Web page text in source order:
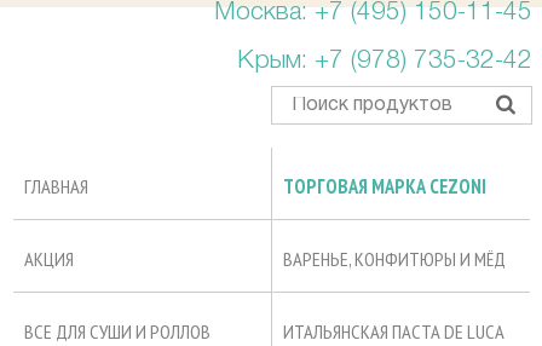
Москва: +7 (495) 150-11-45
Крым: +7 (978) 735-32-42
ГЛАВНАЯ ТОРГОВАЯ МАРКА CEZONI
АКЦИЯ ВАРЕНЬЕ, КОНФИТЮРЫ И МЁД
ВСЕ ДЛЯ СУШИ И РОЛЛОВ ИТАЛЬЯНСКАЯ ПАСТА DE LUCA